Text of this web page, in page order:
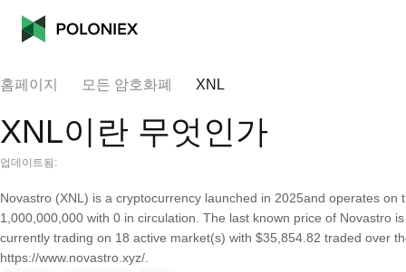
홈페이지 모든 암호화폐 XNL
XNL이란 무엇인가
업데이트됨:
Novastro (XNL) is a cryptocurrency launched in 2025and operates
1,000,000,000 with 0 in circulation. The last known price of Novastro
currently trading on 18 active market(s) with $35,854.82 traded over
https://www.novastro.xyz/.